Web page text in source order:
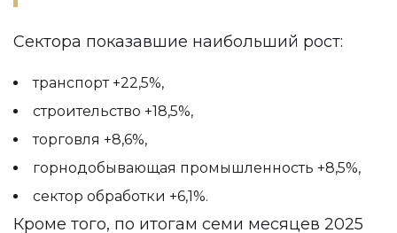
Сектора показавшие наибольший рост:
транспорт +22,5%,
строительство +18,5%,
торговля +8,6%,
горнодобывающая промышленность +8,5%,
сектор обработки +6,1%.
Кроме того, по итогам семи месяцев 2025